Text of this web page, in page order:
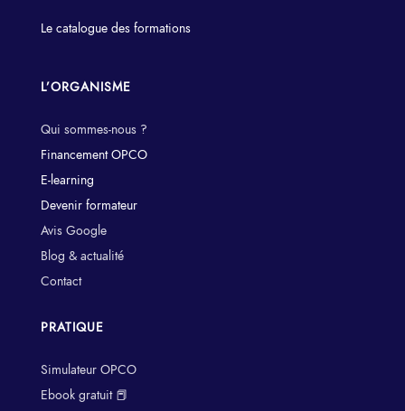
Le catalogue des formations
L’ORGANISME
Qui sommes-nous ?
Financement OPCO
E-learning
Devenir formateur
Avis Google
Blog & actualité
Contact
PRATIQUE
Simulateur OPCO
Ebook gratuit 📕